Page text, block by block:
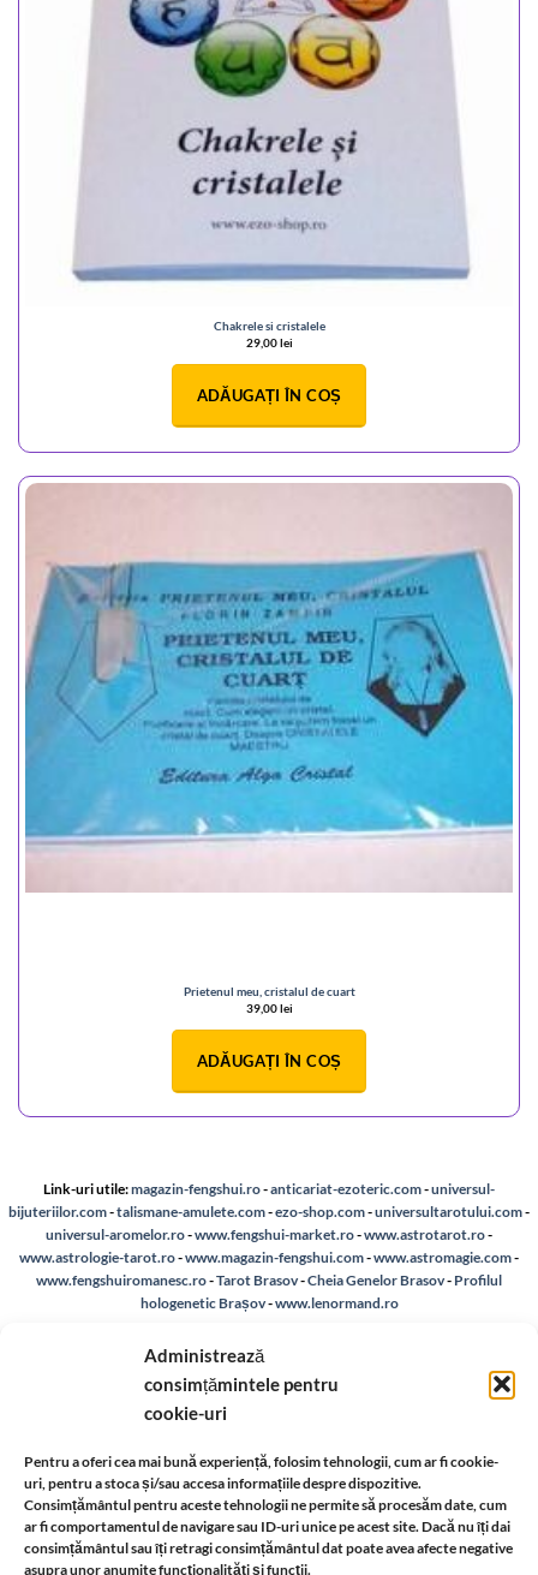
Administrează
consimțămintele pentru
cookie-uri
Pentru a oferi cea mai bună experiență, folosim tehnologii, cum ar fi cookie-
uri, pentru a stoca și/sau accesa informațiile despre dispozitive.
Consimțământul pentru aceste tehnologii ne permite să procesăm date, cum
ar fi comportamentul de navigare sau ID-uri unice pe acest site. Dacă nu îți dai
consimțământul sau îți retragi consimțământul dat poate avea afecte negative
asupra unor anumite funcționalități și funcții.
Chakrele si cristalele
29,00lei
ADĂUGAȚI ÎN COȘ
Prietenul meu, cristalul de cuart
39,00lei
ADĂUGAȚI ÎN COȘ
Link-uri utile:magazin-fengshui.ro-anticariat-ezoteric.com-universul-
bijuteriilor.com-talismane-amulete.com-ezo-shop.com-universultarotului.com-
universul-aromelor.ro-www.fengshui-market.ro-www.astrotarot.ro-
www.astrologie-tarot.ro-www.magazin-fengshui.com-www.astromagie.com-
www.fengshuiromanesc.ro-Tarot Brasov-Cheia Genelor Brasov- Profilul
hologenetic Brașov-www.lenormand.ro
confidentialitate-Despre cookie-uri
Identificare firma Retragere din contract
Informatii legale: